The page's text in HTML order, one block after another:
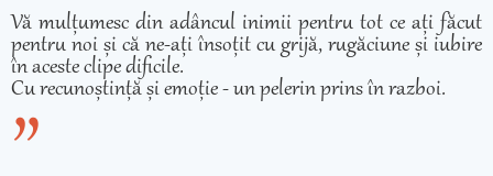
Vă mulțumesc din adâncul inimii pentru tot ce ați făcut
pentru noi și că ne-ați însoțit cu grijă, rugăciune și iubire
în aceste clipe dificile.
Cu recunoștință și emoție - un pelerin prins în razboi.